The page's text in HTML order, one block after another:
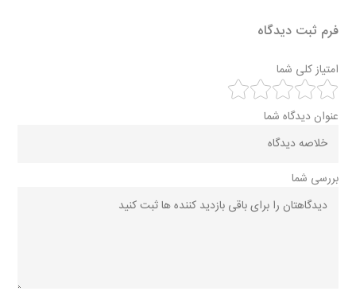
فرم ثبت دیدگاه
امتیاز کلی شما
عنوان دیدگاه شما
بررسی شما